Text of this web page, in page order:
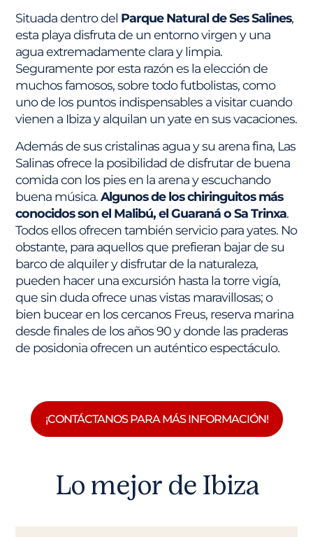
Situada dentro del Parque Natural de Ses Salines,
esta playa disfruta de un entorno virgen y una
agua extremadamente clara y limpia.
Seguramente por esta razón es la elección de
muchos famosos, sobre todo futbolistas, como
uno de los puntos indispensables a visitar cuando
vienen a Ibiza y alquilan un yate en sus vacaciones.
Además de sus cristalinas agua y su arena fina, Las
Salinas ofrece la posibilidad de disfrutar de buena
comida con los pies en la arena y escuchando
buena música.Algunos de los chiringuitos más
conocidos son el Malibú, el Guaraná o Sa Trinxa.
Todos ellos ofrecen también servicio para yates. No
obstante, para aquellos que prefieran bajar de su
barco de alquiler y disfrutar de la naturaleza,
pueden hacer una excursión hasta la torre vigía,
que sin duda ofrece unas vistas maravillosas; o
bien bucear en los cercanos Freus, reserva marina
desde finales de los años 90 y donde las praderas
de posidonia ofrecen un auténtico espectáculo.
¡CONTÁCTANOS PARA MÁS INFORMACIÓN!
Lo mejor de Ibiza